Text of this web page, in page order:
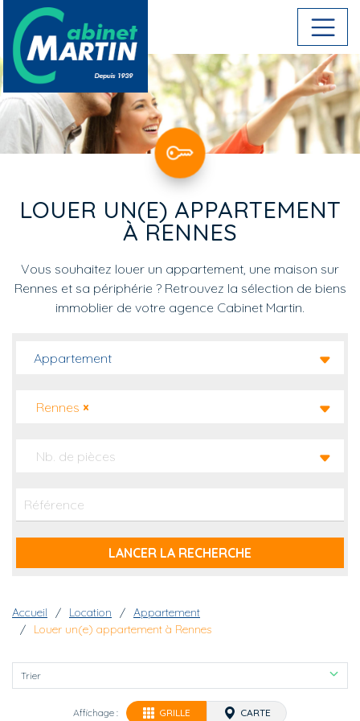
Aller au contenu principal
LOUER UN(E) APPARTEMENT
À RENNES
Vous souhaitez louer un appartement, une maison sur
Rennes et sa périphérie ? Retrouvez la sélection de biens
immoblier de votre agence Cabinet Martin.
Appartement
×
Rennes
Nb. de pièces
Fil d'Ariane
Accueil Location
Appartement
Louer un(e) appartement à Rennes
Trier
Affichage : GRILLE CARTE